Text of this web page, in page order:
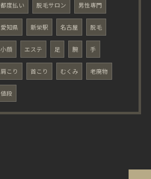
都度払い 脱毛サロン 男性専門
愛知県 新栄駅 名古屋 脱毛
小顔 エステ 足 腕 手
肩こり 首こり むくみ 老廃物
値段